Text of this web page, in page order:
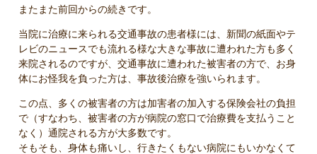
またまた前回からの続きです。
当院に治療に来られる交通事故の患者様には、新聞の紙面やテ
レビのニュースでも流れる様な大きな事故に遭われた方も多く
来院されるのですが、交通事故に遭われた被害者の方で、お身
体にお怪我を負った方は、事故後治療を強いられます。
この点、多くの被害者の方は加害者の加入する保険会社の負担
で（すなわち、被害者の方が病院の窓口で治療費を支払うこと
なく）通院される方が大多数です。
そもそも、身体も痛いし、行きたくもない病院にもいかなくて